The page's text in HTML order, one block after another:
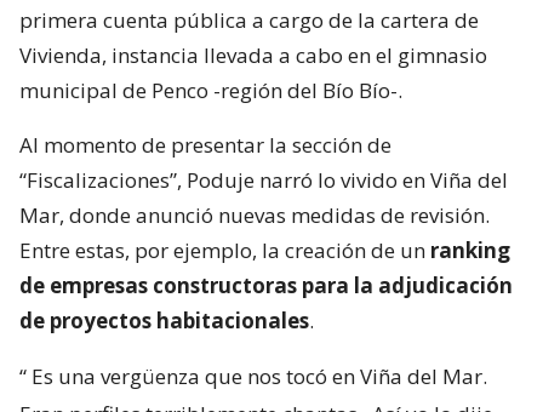
primera cuenta pública a cargo de la cartera de
Vivienda, instancia llevada a cabo en el gimnasio
municipal de Penco -región del Bío Bío-.
Al momento de presentar la sección de
“Fiscalizaciones”, Poduje narró lo vivido en Viña del
Mar, donde anunció nuevas medidas de revisión.
Entre estas, por ejemplo, la creación de un ranking
de empresas constructoras para la adjudicación
de proyectos habitacionales.
“ Es una vergüenza que nos tocó en Viña del Mar.